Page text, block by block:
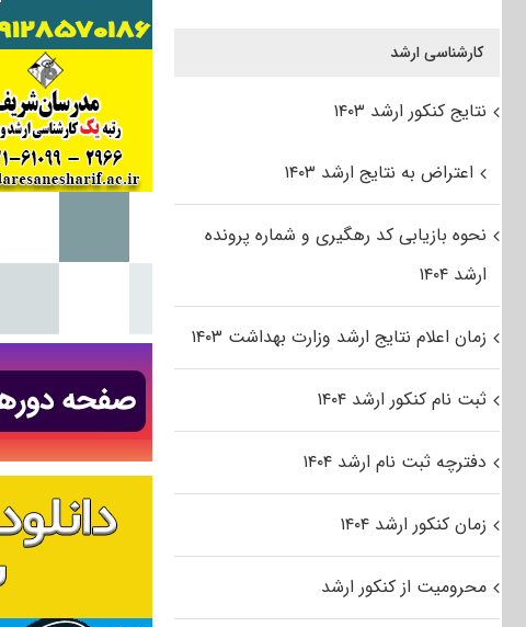
کارشناسی ارشد
نتایج کنکور ارشد ۱۴۰۳
اعتراض به نتایج ارشد ۱۴۰۳
نحوه بازیابی کد رهگیری و شماره پرونده
ارشد ۱۴۰۴
زمان اعلام نتایج ارشد وزارت بهداشت ۱۴۰۳
ثبت نام کنکور ارشد ۱۴۰۴
دفترچه ثبت نام ارشد ۱۴۰۴
زمان کنکور ارشد ۱۴۰۴
محرومیت از کنکور ارشد